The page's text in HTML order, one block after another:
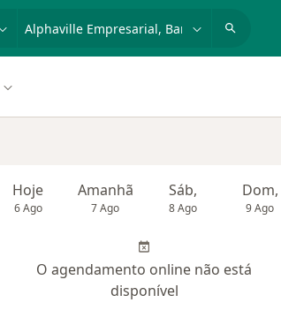
Hoje
6 Ago
Amanhã
7 Ago
Sáb,
8 Ago
Dom,
9 Ago
O agendamento online não está
disponível